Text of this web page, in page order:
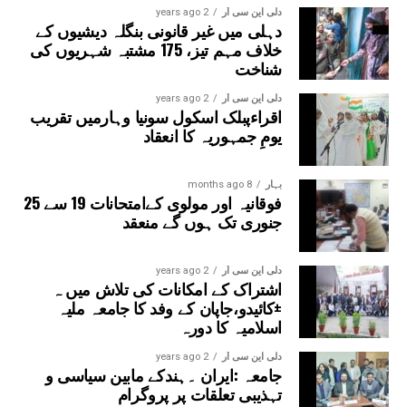
سیکٹر-97، سیکٹر-105، سیکٹر-108، سیکٹر-93، اور پنچشیل
بوائز انٹر کالج شامل ہوں گے۔
دلی این سی آر 2 years ago
دہلی میں غیر قانونی بنگلہ دیشیوں کے
خلاف مہم تیز، 175 مشتبہ شہریوں کی
شناخت
دلی این سی آر 2 years ago
اقراءپبلک اسکول سونیا وہارمیں تقریب
یومِ جمہوریہ کا انعقاد
بہار 8 months ago
فوقانیہ اور مولوی کےامتحانات 19 سے 25
جنوری تک ہوں گے منعقد
دلی این سی آر 2 years ago
اشتراک کے امکانات کی تلاش میں ہ
±کائیدو،جاپان کے وفد کا جامعہ ملیہ
اسلامیہ کا دورہ
دلی این سی آر 2 years ago
جامعہ :ایران ۔ہندکے مابین سیاسی و
تہذیبی تعلقات پر پروگرام